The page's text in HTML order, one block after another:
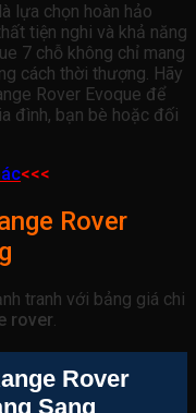
lựa chọn hoàn hảo
tiện nghi và khả năng
7 chỗ không chỉ mang
cách thời thượng. Hãy
Rover Evoque để
đình, bạn bè hoặc đối
<<<
Rover
tranh với bảng giá chi
rover.
Rover
Sang